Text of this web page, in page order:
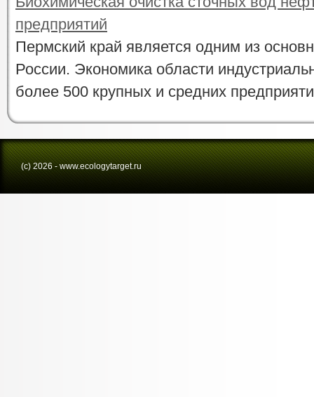
предприятий
Пермский край является одним из
России. Экономика области
более 500 крупных и средних
(с) 2026 - www.ecologytarget.ru